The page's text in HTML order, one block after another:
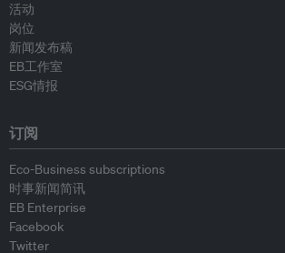
活动
岗位
新闻发布稿
EB工作室
ESG情报
订阅
Eco-Business subscriptions
时事新闻简讯
EB Enterprise
Facebook
Twitter